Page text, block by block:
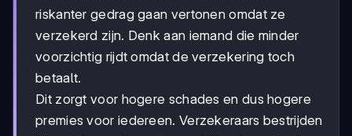
riskanter gedrag gaan vertonen omdat ze
verzekerd zijn. Denk aan iemand die minder
voorzichtig rijdt omdat de verzekering toch
betaalt.
Dit zorgt voor hogere schades en dus hogere
premies voor iedereen. Verzekeraars bestrijden